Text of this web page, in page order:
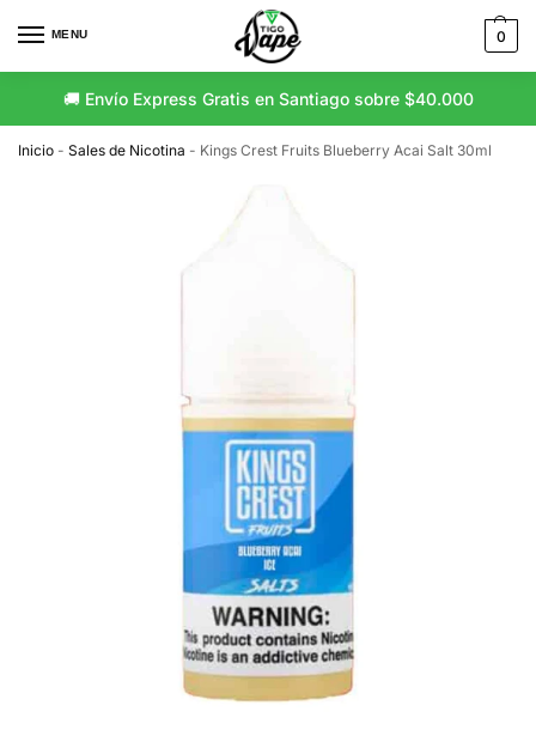
MENU 0
🚚 Envío Express Gratis en Santiago sobre $40.000
🚛 Envío Gratis a Regiones sobre $80.000
Inicio - Sales de Nicotina - Kings Crest Fruits Blueberry Acai Salt 30ml